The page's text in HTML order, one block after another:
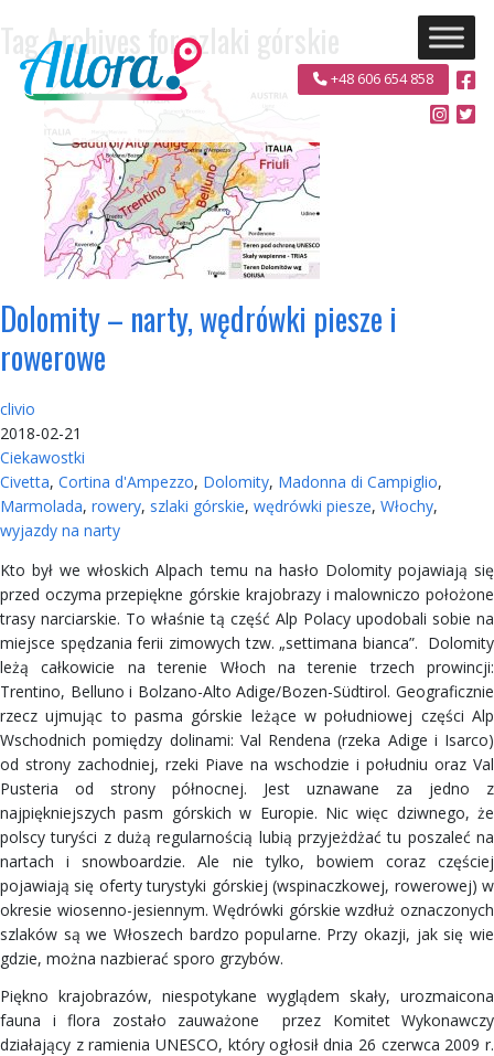
+48 606 654 858
Tag Archives for szlaki górskie
Dolomity – narty, wędrówki piesze i
rowerowe
clivio
2018-02-21
Ciekawostki
Civetta, Cortina d'Ampezzo, Dolomity, Madonna di Campiglio,
Marmolada, rowery, szlaki górskie, wędrówki piesze, Włochy,
wyjazdy na narty
Kto był we włoskich Alpach temu na hasło Dolomity pojawiają się
przed oczyma przepiękne górskie krajobrazy i malowniczo położone
trasy narciarskie. To właśnie tą część Alp Polacy upodobali sobie na
miejsce spędzania ferii zimowych tzw. „settimana bianca”. Dolomity
leżą całkowicie na terenie Włoch na terenie trzech prowincji:
Trentino, Belluno i Bolzano-Alto Adige/Bozen-Südtirol. Geograficznie
rzecz ujmując to pasma górskie leżące w południowej części Alp
Wschodnich pomiędzy dolinami: Val Rendena (rzeka Adige i Isarco)
od strony zachodniej, rzeki Piave na wschodzie i południu oraz Val
Pusteria od strony północnej. Jest uznawane za jedno z
najpiękniejszych pasm górskich w Europie. Nic więc dziwnego, że
polscy turyści z dużą regularnością lubią przyjeżdżać tu poszaleć na
nartach i snowboardzie. Ale nie tylko, bowiem coraz częściej
pojawiają się oferty turystyki górskiej (wspinaczkowej, rowerowej) w
okresie wiosenno-jesiennym. Wędrówki górskie wzdłuż oznaczonych
szlaków są we Włoszech bardzo popularne. Przy okazji, jak się wie
gdzie, można nazbierać sporo grzybów.
Piękno krajobrazów, niespotykane wyglądem skały, urozmaicona
fauna i flora zostało zauważone przez Komitet Wykonawczy
działający z ramienia UNESCO, który ogłosił dnia 26 czerwca 2009 r.